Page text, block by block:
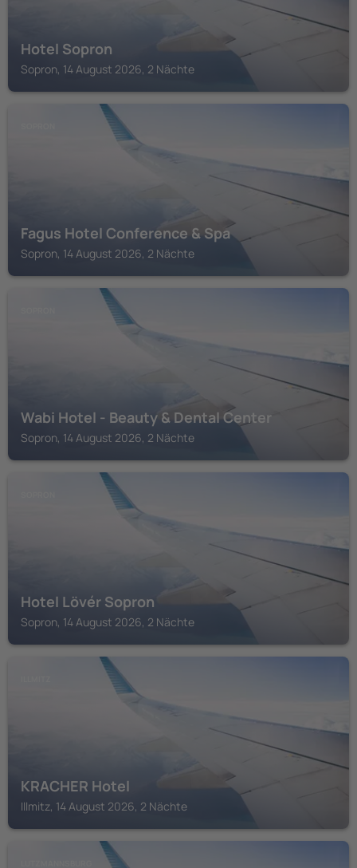
Hotel Sopron
Sopron, 14 August 2026, 2 Nächte
Fagus Hotel Conference & Spa
Sopron, 14 August 2026, 2 Nächte
Wabi Hotel - Beauty & Dental Center
Sopron, 14 August 2026, 2 Nächte
Hotel Lövér Sopron
Sopron, 14 August 2026, 2 Nächte
KRACHER Hotel
Illmitz, 14 August 2026, 2 Nächte